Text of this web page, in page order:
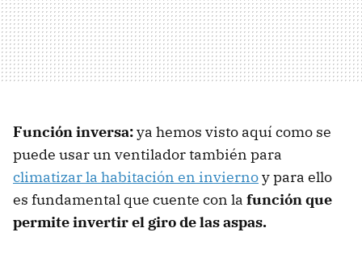
Función inversa:ya hemos visto aquí como se
puede usar un ventilador también para
climatizar la habitación en inviernoy para ello
es fundamental que cuente con la función que
permite invertir el giro de las aspas.